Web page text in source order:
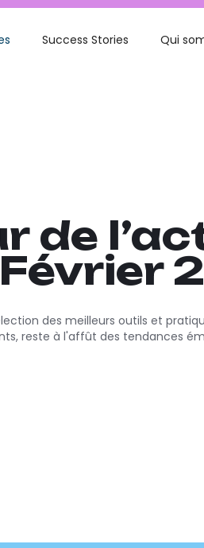
Success Stories Qui
de
des meilleurs outils et
reste à l'affût des tendances